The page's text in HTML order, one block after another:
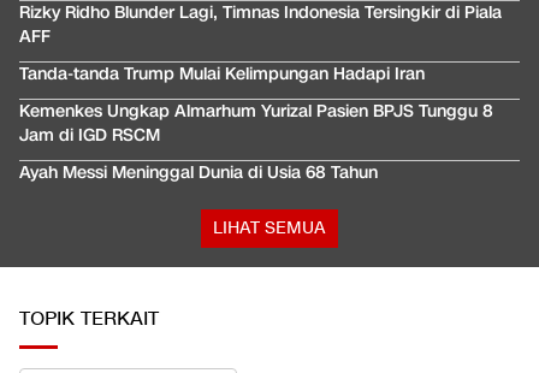
Rizky Ridho Blunder Lagi, Timnas Indonesia Tersingkir di Piala
AFF
Tanda-tanda Trump Mulai Kelimpungan Hadapi Iran
Kemenkes Ungkap Almarhum Yurizal Pasien BPJS Tunggu 8
Jam di IGD RSCM
Ayah Messi Meninggal Dunia di Usia 68 Tahun
LIHAT SEMUA
TOPIK TERKAIT